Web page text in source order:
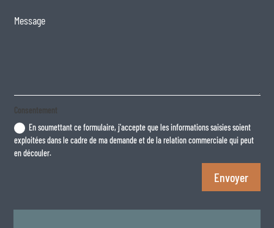
Consentement
En soumettant ce formulaire, j'accepte que les informations saisies soient
exploitées dans le cadre de ma demande et de la relation commerciale qui peut
en découler.
Envoyer